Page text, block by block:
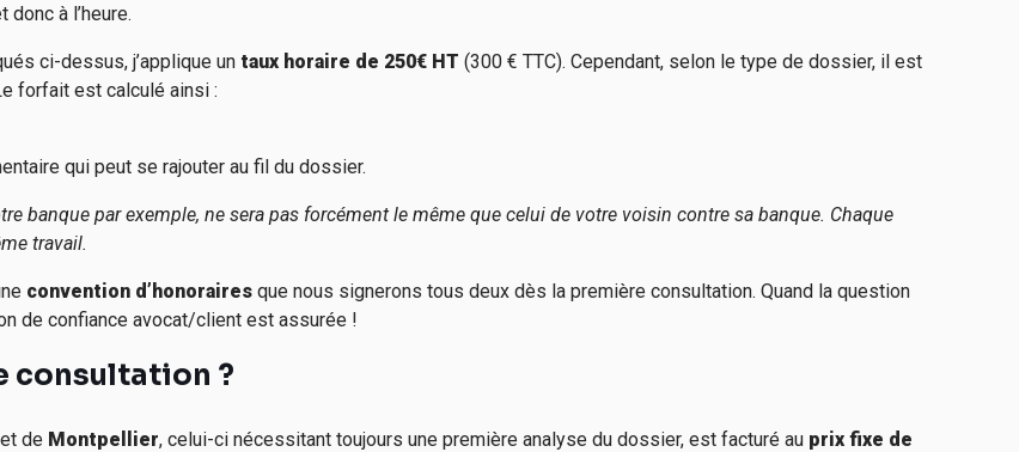
à l’heure.
ci-dessus, j’applique un taux horaire de 250€ HT (300 € TTC). Cependant, selon le type de dossier, il est
forfait est calculé ainsi :
qui peut se rajouter au fil du dossier.
banque par exemple, ne sera pas forcément le même que celui de votre voisin contre sa banque. Chaque
travail.
convention d’honoraires que nous signerons tous deux dès la première consultation. Quand la question
de confiance avocat/client est assurée !
consultation ?
de Montpellier, celui-ci nécessitant toujours une première analyse du dossier, est facturé au prix fixe de